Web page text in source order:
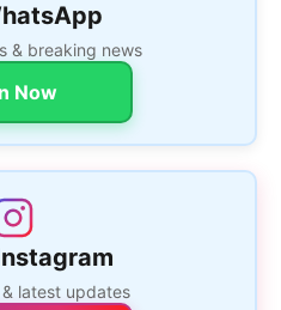
& breaking news
Now
latest updates